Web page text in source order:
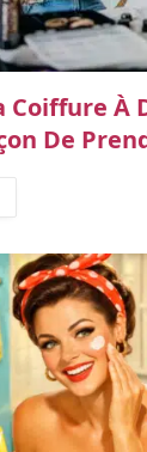
Coiffure À
De